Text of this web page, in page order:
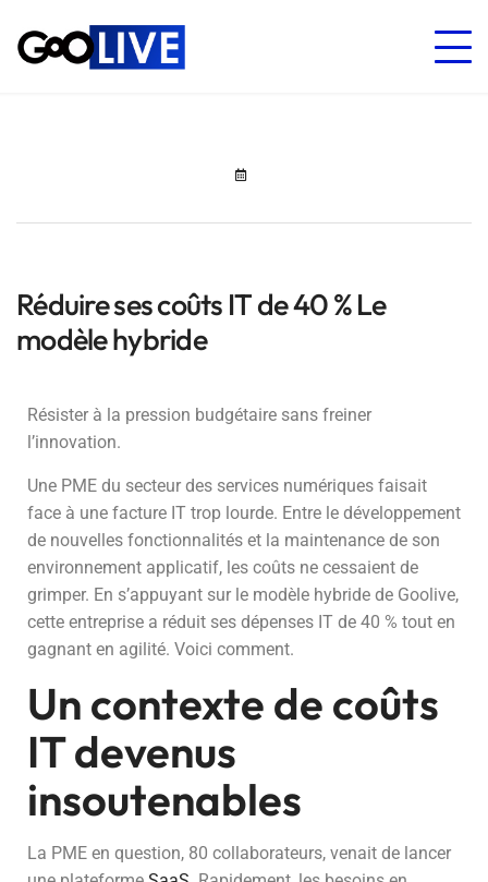
Réduire ses coûts IT de 40 % Le
modèle hybride
Résister à la pression budgétaire sans freiner
l’innovation.
Une PME du secteur des services numériques faisait
face à une facture IT trop lourde. Entre le développement
de nouvelles fonctionnalités et la maintenance de son
environnement applicatif, les coûts ne cessaient de
grimper. En s’appuyant sur le modèle hybride de Goolive,
cette entreprise a réduit ses dépenses IT de 40 % tout en
gagnant en agilité. Voici comment.
Un contexte de coûts
IT devenus
insoutenables
La PME en question, 80 collaborateurs, venait de lancer